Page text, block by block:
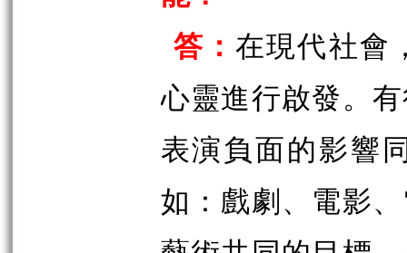
答： 在現代社會
心靈進行啟發。
表演負面的影響
如：戲劇、電影